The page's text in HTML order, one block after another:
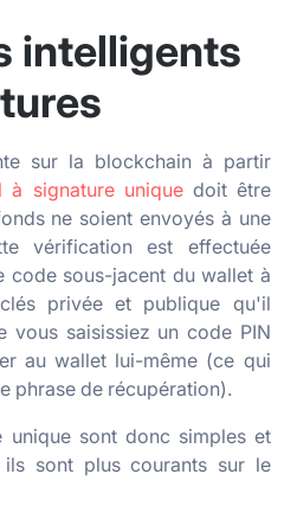
intelligents
sur la blockchain à partir
à signature uniquedoit être
ne soient envoyés à une
vérification est effectuée
code sous-jacent du wallet à
privée et publique qu'il
vous saisissiez un code PIN
au wallet lui-même (ce qui
phrase de récupération).
unique sont donc simples et
sont plus courants sur le